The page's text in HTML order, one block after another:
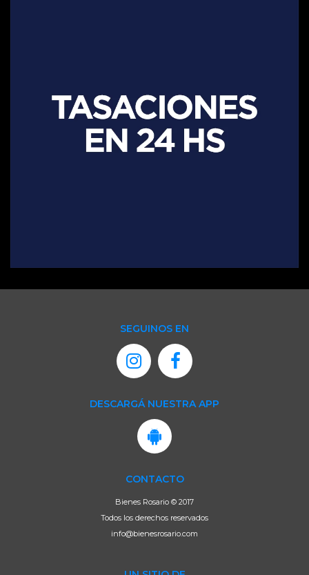
SEGUINOS EN
DESCARGÁ NUESTRA APP
CONTACTO
Bienes Rosario © 2017
Todos los derechos reservados
info@bienesrosario.com